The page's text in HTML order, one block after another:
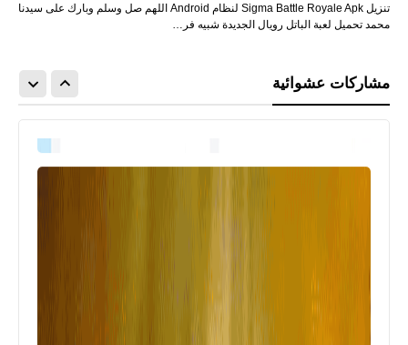
تنزيل Sigma Battle Royale Apk لنظام Android اللهم صل وسلم وبارك على سيدنا
محمد تحميل لعبة الباتل رويال الجديدة شبيه فر…
مشاركات عشوائية